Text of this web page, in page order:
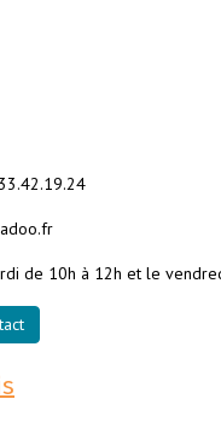
de 10h à 12h et le